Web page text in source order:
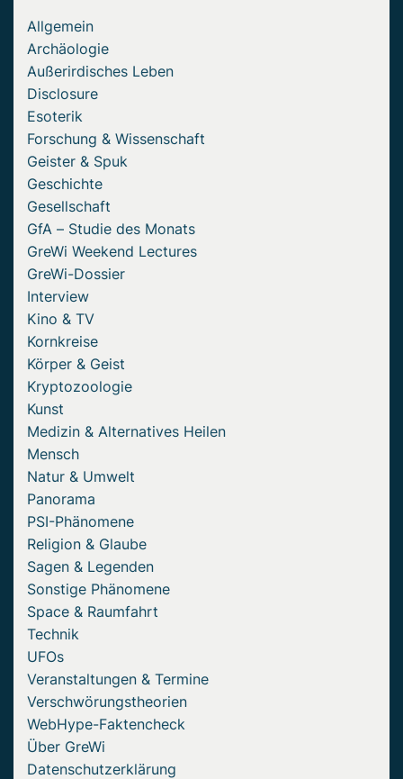
Allgemein
Archäologie
Außerirdisches Leben
Disclosure
Esoterik
Forschung & Wissenschaft
Geister & Spuk
Geschichte
Gesellschaft
GfA – Studie des Monats
GreWi Weekend Lectures
GreWi-Dossier
Interview
Kino & TV
Kornkreise
Körper & Geist
Kryptozoologie
Kunst
Medizin & Alternatives Heilen
Mensch
Natur & Umwelt
Panorama
PSI-Phänomene
Religion & Glaube
Sagen & Legenden
Sonstige Phänomene
Space & Raumfahrt
Technik
UFOs
Veranstaltungen & Termine
Verschwörungstheorien
WebHype-Faktencheck
Über GreWi
Datenschutzerklärung